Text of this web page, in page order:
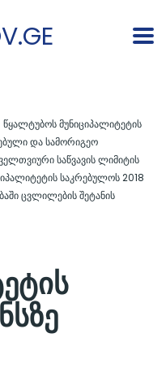
წყალტუბოს მუნიციპალიტეტის
და სამორიგეო
საწვავის ლიმიტის
საკრებულოს 2018
ცვლილების შეტანის